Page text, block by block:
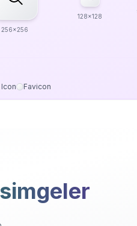
256x256
128x128
Favicon